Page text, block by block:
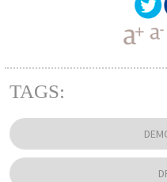
TAGS: